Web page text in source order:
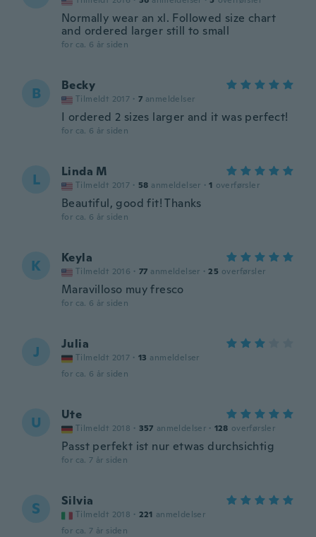
Normally wear an xl. Followed size chart
and ordered larger still to small
for ca. 6 år siden
B Becky
Tilmeldt 2017 · 7 anmeldelser
I ordered 2 sizes larger and it was perfect!
for ca. 6 år siden
L Linda M
Tilmeldt 2017 · 58 anmeldelser · 1 overførsler
Beautiful, good fit! Thanks
for ca. 6 år siden
K Keyla
Tilmeldt 2016 · 77 anmeldelser · 25 overførsler
Maravilloso muy fresco
for ca. 6 år siden
J Julia
Tilmeldt 2017 · 13 anmeldelser
for ca. 6 år siden
U Ute
Tilmeldt 2018 · 357 anmeldelser · 128 overførsler
Passt perfekt ist nur etwas durchsichtig
for ca. 7 år siden
S Silvia
Tilmeldt 2018 · 221 anmeldelser
for ca. 7 år siden